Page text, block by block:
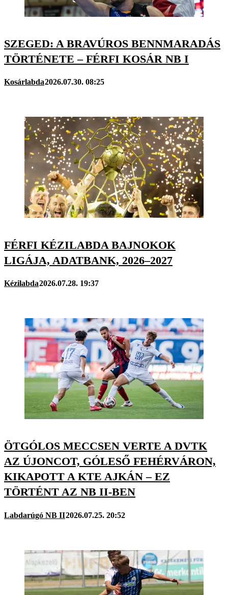
SZEGED: A BRAVÚROS BENNMARADÁS
TÖRTÉNETE – FÉRFI KOSÁR NB I
Kosárlabda2026.07.30. 08:25
FÉRFI KÉZILABDA BAJNOKOK
LIGÁJA, ADATBANK, 2026–2027
Kézilabda2026.07.28. 19:37
ÖTGÓLOS MECCSEN VERTE A DVTK
AZ ÚJONCOT, GÓLESŐ FEHÉRVÁRON,
KIKAPOTT A KTE AJKÁN – EZ
TÖRTÉNT AZ NB II-BEN
Labdarúgó NB II2026.07.25. 20:52